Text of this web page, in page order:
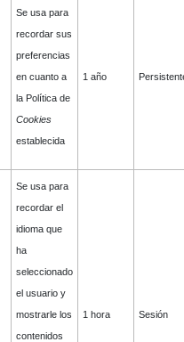
Se usa para
recordar sus
preferencias
en cuanto a
la Política de
Cookies
establecida
1 año
Se usa para
recordar el
idioma que
ha
seleccionado
el usuario y
mostrarle los
contenidos
1 hora Sesión